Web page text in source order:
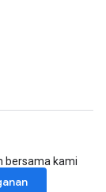
bersama kami